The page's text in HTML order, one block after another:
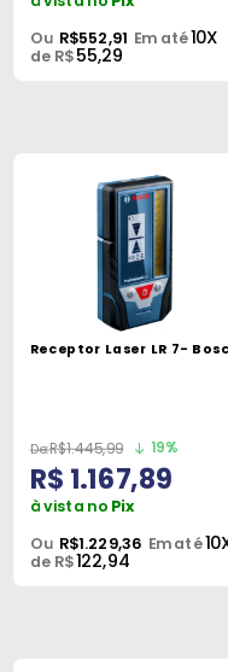
Ou R$552,91 Em até10X
de R$55,29
Receptor Laser LR 7-
R$1.445,99 19%
R$ 1.167,89
à vista no Pix
Ou R$1.229,36 Em até
de R$122,94